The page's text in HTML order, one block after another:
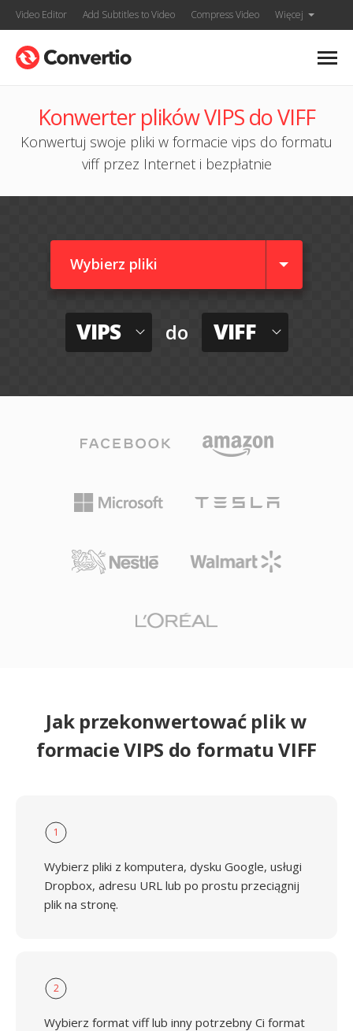
Video Editor Add Subtitles to Video Compress Video Więcej
Konwerter plików VIPS do VIFF
Konwertuj swoje pliki w formacie vips do formatu
viff przez Internet i bezpłatnie
Wybierz pliki
VIPS do VIFF
Jak przekonwertować plik w
formacie VIPS do formatu VIFF
1
Wybierz pliki z komputera, dysku Google, usługi
Dropbox, adresu URL lub po prostu przeciągnij
plik na stronę.
2
Wybierz format viff lub inny potrzebny Ci format